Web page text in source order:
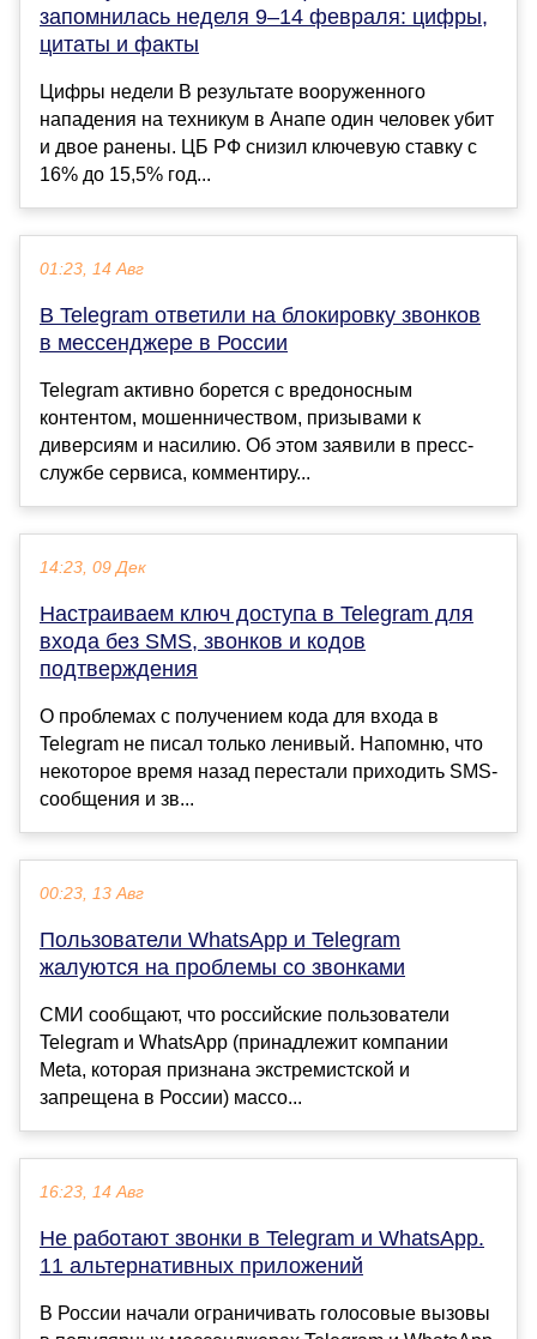
запомнилась неделя 9–14 февраля: цифры,
цитаты и факты
Цифры недели В результате вооруженного
нападения на техникум в Анапе один человек убит
и двое ранены. ЦБ РФ снизил ключевую ставку с
16% до 15,5% год...
01:23, 14 Авг
В Telegram ответили на блокировку звонков
в мессенджере в России
Telegram активно борется с вредоносным
контентом, мошенничеством, призывами к
диверсиям и насилию. Об этом заявили в пресс-
службе сервиса, комментиру...
14:23, 09 Дек
Настраиваем ключ доступа в Telegram для
входа без SMS, звонков и кодов
подтверждения
О проблемах с получением кода для входа в
Telegram не писал только ленивый. Напомню, что
некоторое время назад перестали приходить SMS-
сообщения и зв...
00:23, 13 Авг
Пользователи WhatsApp и Telegram
жалуются на проблемы со звонками
СМИ сообщают, что российские пользователи
Telegram и WhatsApp (принадлежит компании
Meta, которая признана экстремистской и
запрещена в России) массо...
16:23, 14 Авг
Не работают звонки в Telegram и WhatsApp.
11 альтернативных приложений
В России начали ограничивать голосовые вызовы